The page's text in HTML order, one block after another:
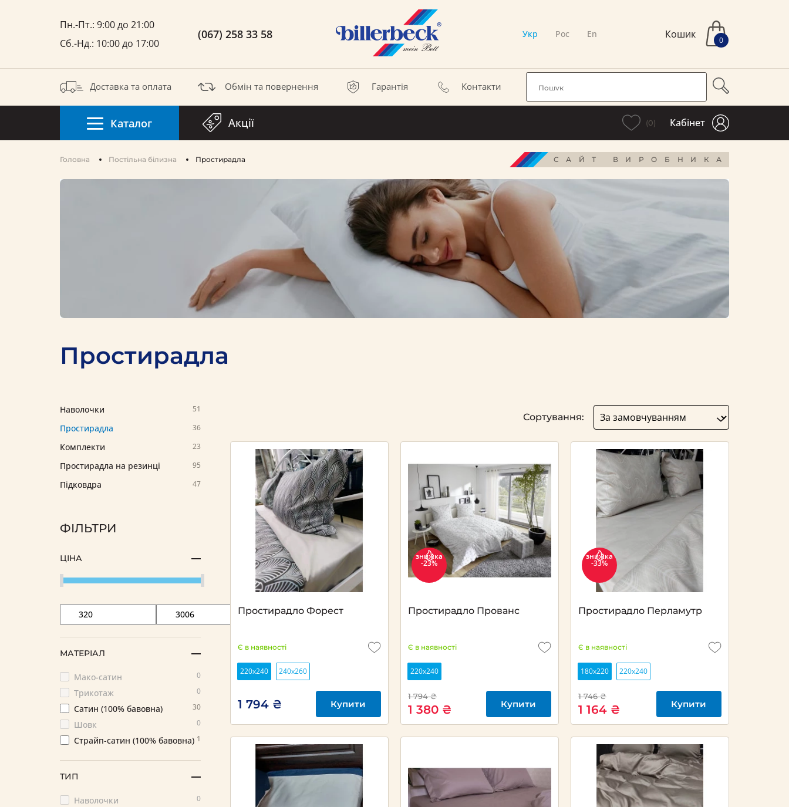
Пн.-Пт.: 9:00 до 21:00
Сб.-Нд.: 10:00 до 17:00
(067) 258 33 58 Укр Рос En Кошик 0
Доставка та оплата Обмін та повернення Гарантія Контакти
Каталог Акції (0) Кабінет
Головна Постільна білизна Простирадла САЙТ ВИРОБНИКА
Простирадла
Наволочки 51
Простирадла 36
Комплекти 23
Простирадла на резинці 95
Підковдра 47
ФІЛЬТРИ
ЦІНА
МАТЕРІАЛ
Мако-сатин 0
Трикотаж 0
Сатин (100% бавовна) 30
Шовк 0
Страйп-сатин (100% бавовна) 1
ТИП
Наволочки 0
Сортування:
Простирадло Форест
Є в наявності
220х240 240х260
1 794 ₴ Купити
знижка
-23%
Простирадло Прованс
Є в наявності
220х240
1 794 ₴
1 380 ₴ Купити
знижка
-33%
Простирадло Перламутр
Є в наявності
180x220 220х240
1 746 ₴
1 164 ₴ Купити